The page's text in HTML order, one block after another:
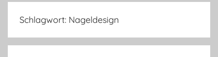
–
Lifestyle,
Produkttests
Schlagwort: Nageldesign